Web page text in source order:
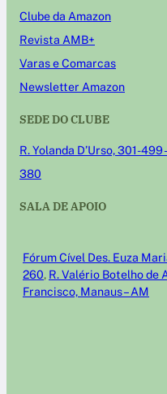
Clube da Amazon
Revista AMB+
Varas e Comarcas
Newsletter Amazon
SEDE DO CLUBE
R. Yolanda D’Urso, 301-
380
SALA DE APOIO
Fórum Cível Des. Euza
260, R. Valério Botelho de
Francisco, Manaus – AM